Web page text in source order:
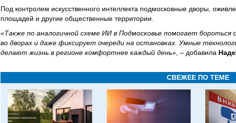
Под контролем искусственного интеллекта подмосковные дворы,
площадей и другие общественные территории.
«Также по аналогичной схеме ИИ в Подмосковье помогает бороться
во дворах и даже фиксирует очереди на остановках. Умные
делают жизнь в регионе комфортнее каждый день» , – добавила
СВЕЖЕЕ ПО ТЕМЕ